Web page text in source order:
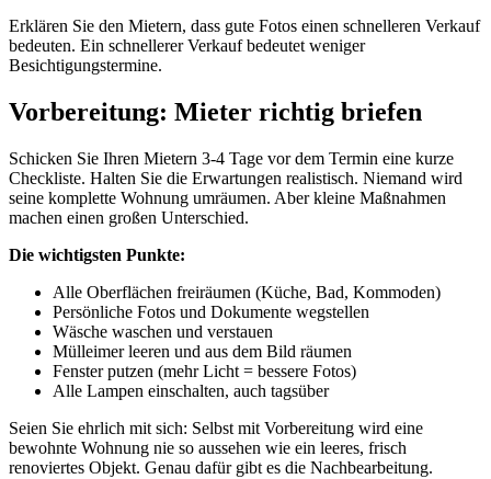
Erklären Sie den Mietern, dass gute Fotos einen schnelleren Verkauf
bedeuten. Ein schnellerer Verkauf bedeutet weniger
Besichtigungstermine.
Vorbereitung: Mieter richtig briefen
Schicken Sie Ihren Mietern 3-4 Tage vor dem Termin eine kurze
Checkliste. Halten Sie die Erwartungen realistisch. Niemand wird
seine komplette Wohnung umräumen. Aber kleine Maßnahmen
machen einen großen Unterschied.
Die wichtigsten Punkte:
Alle Oberflächen freiräumen (Küche, Bad, Kommoden)
Persönliche Fotos und Dokumente wegstellen
Wäsche waschen und verstauen
Mülleimer leeren und aus dem Bild räumen
Fenster putzen (mehr Licht = bessere Fotos)
Alle Lampen einschalten, auch tagsüber
Seien Sie ehrlich mit sich: Selbst mit Vorbereitung wird eine
bewohnte Wohnung nie so aussehen wie ein leeres, frisch
renoviertes Objekt. Genau dafür gibt es die Nachbearbeitung.